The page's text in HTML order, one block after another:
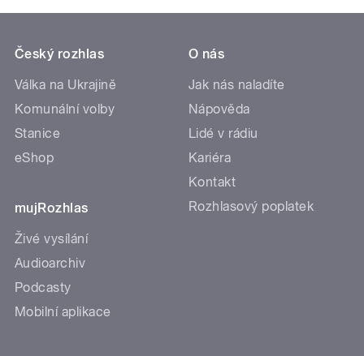
Český rozhlas
Válka na Ukrajině
Komunální volby
Stanice
eShop
mujRozhlas
Živé vysílání
Audioarchiv
Podcasty
Mobilní aplikace
O nás
Jak nás naladíte
Nápověda
Lidé v rádiu
Kariéra
Kontakt
Rozhlasový poplatek